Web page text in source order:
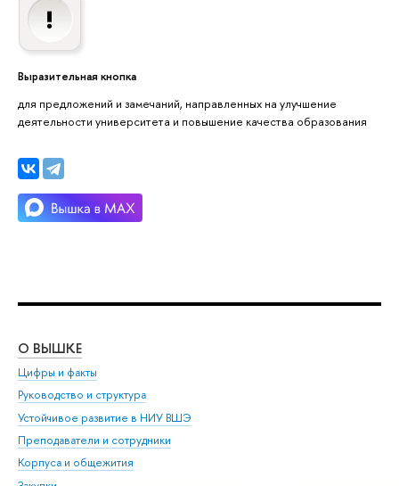
Выразительная кнопка
для предложений и замечаний, направленных на улучшение
деятельности университета и повышение качества образования
О ВЫШКЕ
Цифры и факты
Руководство и структура
Устойчивое развитие в НИУ ВШЭ
Преподаватели и сотрудники
Корпуса и общежития